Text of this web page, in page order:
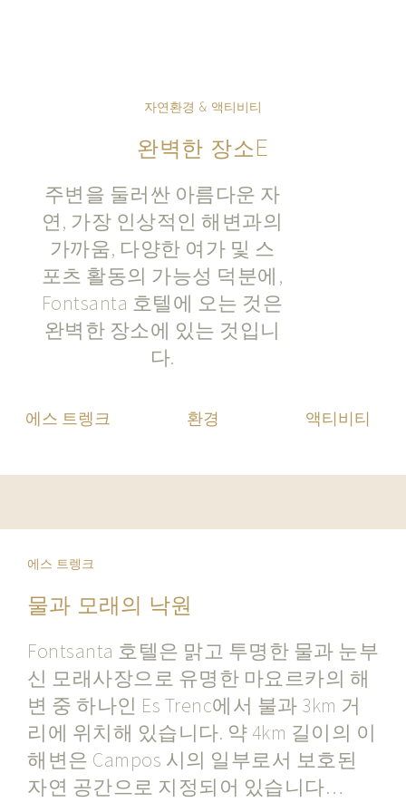
자연환경 & 액티비티
완벽한 장소E
주변을 둘러싼 아름다운 자
연, 가장 인상적인 해변과의
가까움, 다양한 여가 및 스
포츠 활동의 가능성 덕분에,
Fontsanta 호텔에 오는 것은
완벽한 장소에 있는 것입니
다.
에스 트렝크 환경 액티비티
에스 트렝크
물과 모래의 낙원
Fontsanta 호텔은 맑고 투명한 물과 눈부
신 모래사장으로 유명한 마요르카의 해
변 중 하나인 Es Trenc에서 불과 3km 거
리에 위치해 있습니다. 약 4km 길이의 이
해변은 Campos 시의 일부로서 보호된
자연 공간으로 지정되어 있습니다…